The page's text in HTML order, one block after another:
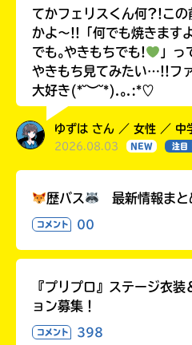
てかフェリスくん何?!この
かよ〜!!「何でも焼きます
でも｡やきもちでも!
」っ
やきもち見てみたい…!!フ
大好き(*˘︶˘*).｡.:*♡
ゆずは さん ／ 女性 ／ 中
2026.08.03 NEW 注目
歴バス 最新情報まと
コメント 00
『プリプロ』ステージ衣
ョン募集！
コメント 398